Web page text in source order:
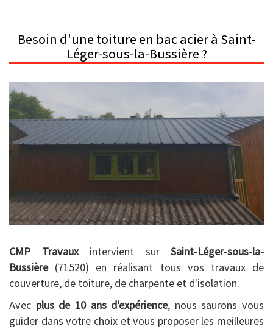
Besoin d'une toiture en bac acier à Saint-
Léger-sous-la-Bussière ?
CMP Travauxintervient sur Saint-Léger-sous-la-
Bussière(71520) en réalisant tous vos travaux de
couverture, de toiture, de charpente et d'isolation.
Avec plus de 10 ans d'expérience, nous saurons vous
guider dans votre choix et vous proposer les meilleures